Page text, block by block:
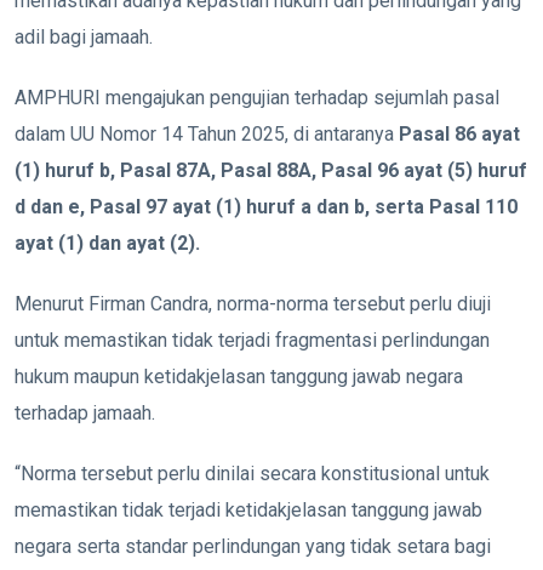
adil bagi jamaah.
AMPHURI mengajukan pengujian terhadap sejumlah pasal
dalam UU Nomor 14 Tahun 2025, di antaranya Pasal 86 ayat
(1) huruf b, Pasal 87A, Pasal 88A, Pasal 96 ayat (5) huruf
d dan e, Pasal 97 ayat (1) huruf a dan b, serta Pasal 110
ayat (1) dan ayat (2).
Menurut Firman Candra, norma-norma tersebut perlu diuji
untuk memastikan tidak terjadi fragmentasi perlindungan
hukum maupun ketidakjelasan tanggung jawab negara
terhadap jamaah.
“Norma tersebut perlu dinilai secara konstitusional untuk
memastikan tidak terjadi ketidakjelasan tanggung jawab
negara serta standar perlindungan yang tidak setara bagi